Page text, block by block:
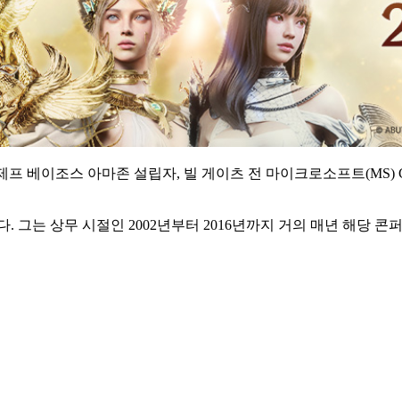
베이조스 아마존 설립자, 빌 게이츠 전 마이크로소프트
그는 상무 시절인 2002년부터 2016년까지 거의 매년 해당 콘